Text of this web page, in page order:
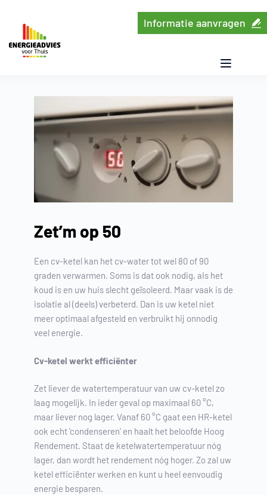
Informatie aanvragen
Zet’m op 50
Een cv-ketel kan het cv-water tot wel 80 of 90
graden verwarmen. Soms is dat ook nodig, aIs het
koud is en uw huis slecht geïsoleerd. Maar vaak is de
isolatie al (deels) verbeterd. Dan is uw ketel niet
meer optimaal afgesteld en verbruikt hij onnodig
veel energie.
Cv-ketel werkt efficiënter
Zet liever de watertemperatuur van uw cv-ketel zo
laag mogelijk. In ieder geval op maximaal 60 °C,
maar liever nog lager. Vanaf 60 °C gaat een HR-ketel
ook echt 'condenseren' en haalt het beloofde Hoog
Rendement. Staat de ketelwatertemperatuur nóg
lager, dan wordt het rendement nóg hoger. Zo zal uw
ketel efficiënter werken en kunt u heel eenvoudig
energie besparen.